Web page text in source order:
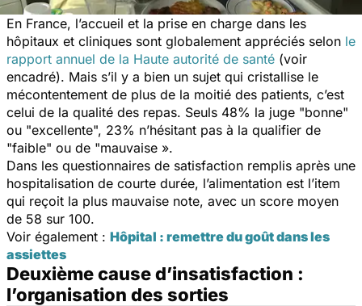
En France, l’accueil et la prise en charge dans les
hôpitaux et cliniques sont globalement appréciés selon le
rapport annuel de la Haute autorité de santé (voir
encadré). Mais s’il y a bien un sujet qui cristallise le
mécontentement de plus de la moitié des patients, c’est
celui de la qualité des repas. Seuls 48% la juge "bonne"
ou "excellente", 23% n’hésitant pas à la qualifier de
"faible" ou de "mauvaise ».
Dans les questionnaires de satisfaction remplis après une
hospitalisation de courte durée, l’alimentation est l’item
qui reçoit la plus mauvaise note, avec un score moyen
de 58 sur 100.
Voir également : Hôpital : remettre du goût dans les
assiettes
Deuxième cause d’insatisfaction :
l’organisation des sorties